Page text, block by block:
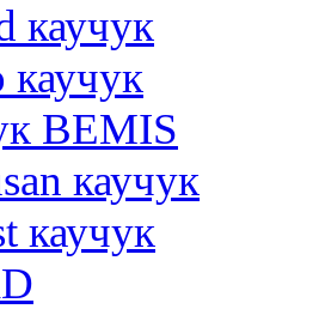
каучук
каучук
BEMIS
каучук
каучук